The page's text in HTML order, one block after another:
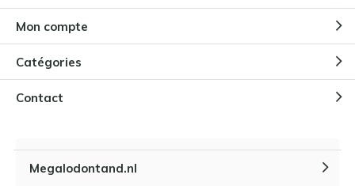
Mon compte
Catégories
Contact
Megalodontand.nl